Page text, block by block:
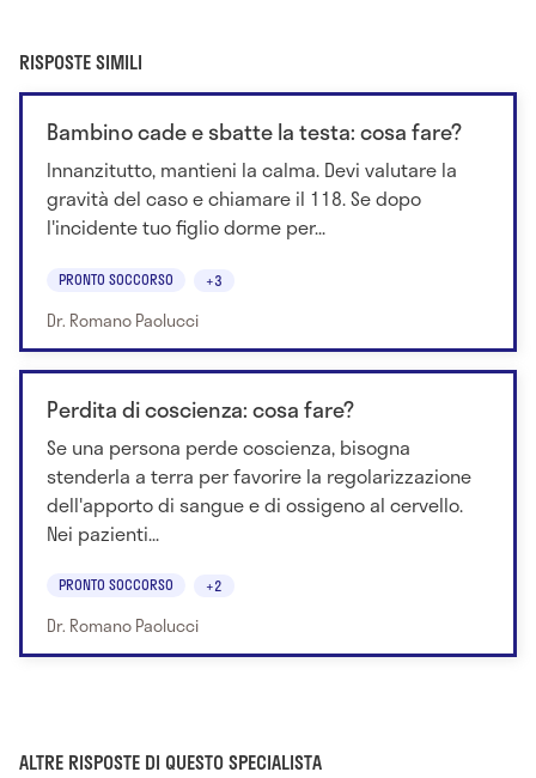
RISPOSTE SIMILI
Bambino cade e sbatte la testa: cosa fare?
Innanzitutto, mantieni la calma. Devi valutare la
gravità del caso e chiamare il 118. Se dopo
l'incidente tuo figlio dorme per...
PRONTO SOCCORSO +3
Dr. Romano Paolucci
Perdita di coscienza: cosa fare?
Se una persona perde coscienza, bisogna
stenderla a terra per favorire la regolarizzazione
dell'apporto di sangue e di ossigeno al cervello.
Nei pazienti...
PRONTO SOCCORSO +2
Dr. Romano Paolucci
ALTRE RISPOSTE DI QUESTO SPECIALISTA